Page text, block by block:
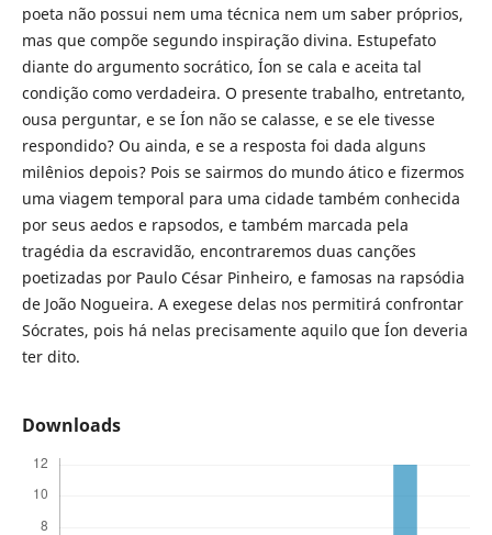
poeta não possui nem uma técnica nem um saber próprios,
mas que compõe segundo inspiração divina. Estupefato
diante do argumento socrático, Íon se cala e aceita tal
condição como verdadeira. O presente trabalho, entretanto,
ousa perguntar, e se Íon não se calasse, e se ele tivesse
respondido? Ou ainda, e se a resposta foi dada alguns
milênios depois? Pois se sairmos do mundo ático e fizermos
uma viagem temporal para uma cidade também conhecida
por seus aedos e rapsodos, e também marcada pela
tragédia da escravidão, encontraremos duas canções
poetizadas por Paulo César Pinheiro, e famosas na rapsódia
de João Nogueira. A exegese delas nos permitirá confrontar
Sócrates, pois há nelas precisamente aquilo que Íon deveria
ter dito.
Downloads